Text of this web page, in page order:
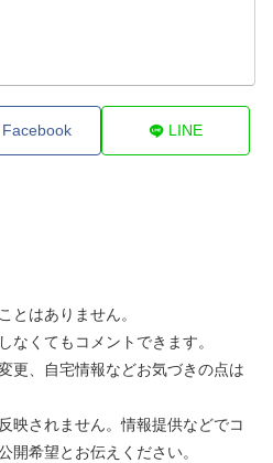
Facebook LINE
とはありません。
なくてもコメントできます。
更、自宅情報などお気づきの点は
映されません。情報提供などでコ
開希望とお伝えください。